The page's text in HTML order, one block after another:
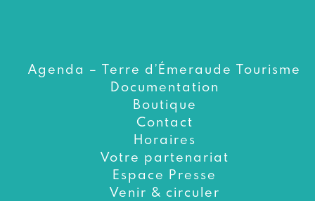
Agenda – Terre d’Émeraude Tourisme
Documentation
Boutique
Contact
Horaires
Votre partenariat
Espace Presse
Venir & circuler